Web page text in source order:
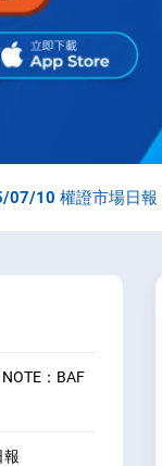
07/10 權證市場日報
：BAF
報